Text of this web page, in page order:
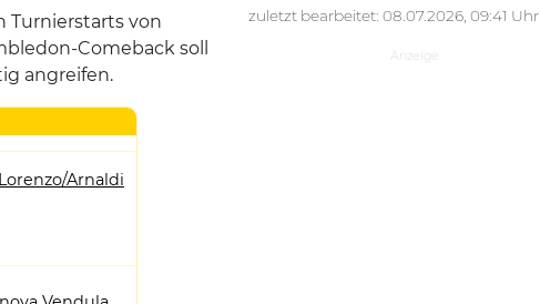
Turnierstarts von
Comeback soll
angreifen.
Arnaldi
zuletzt bearbeitet: 08.07.2026, 09:41 Uhr